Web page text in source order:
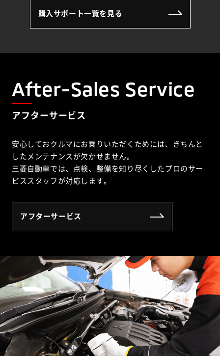
購入サポート一覧を見る
After-Sales Service
アフターサービス
安心しておクルマにお乗りいただくためには、
きちんと
したメンテナンスが欠かせません。
三菱自動車では、点検、整備を知り尽くした プロのサー
ビススタッフが対応します。
アフターサービス